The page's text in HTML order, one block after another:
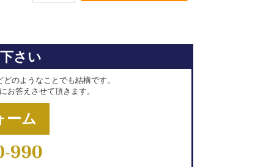
さい
のようなことでも結構です。
お答えさせて頂きます。
ーム